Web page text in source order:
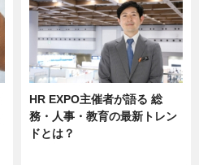
HR EXPO主催者が語る 総
務・人事・教育の最新トレン
ドとは？